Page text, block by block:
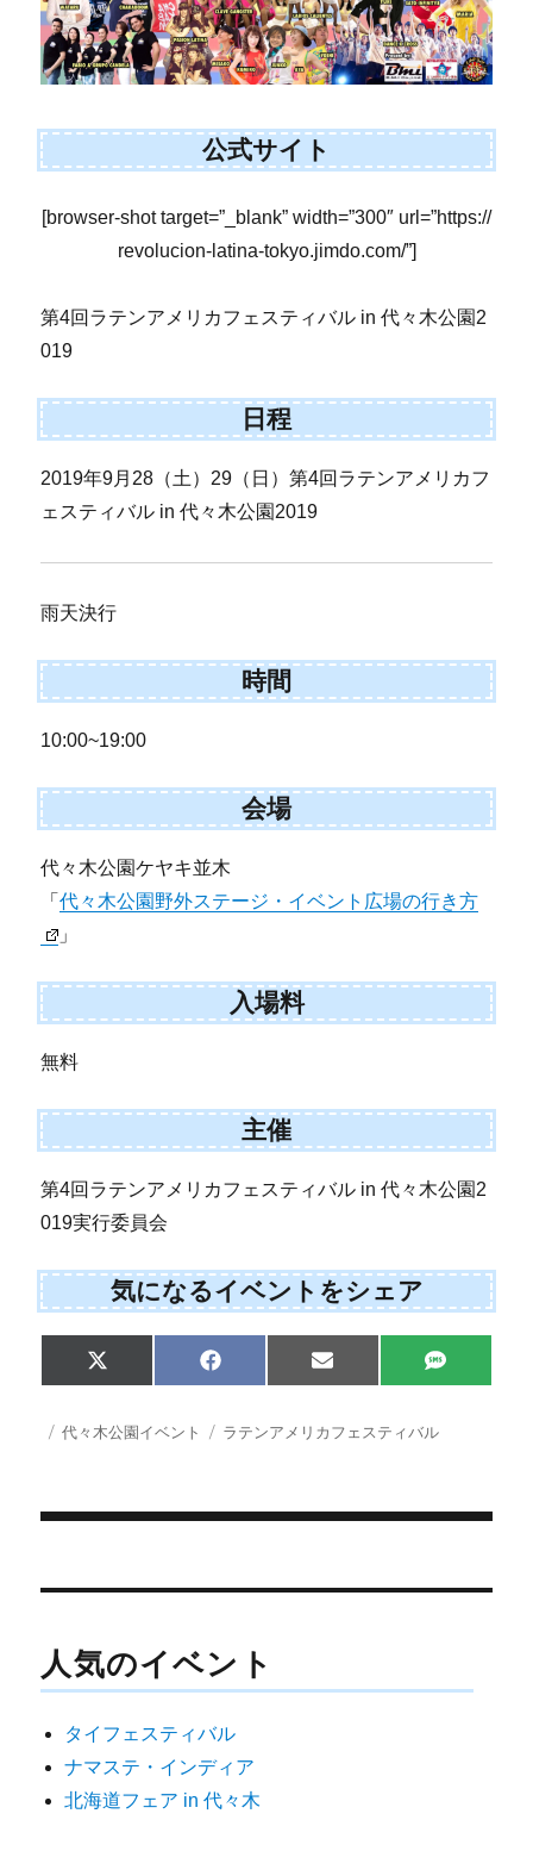
公式サイト
[browser-shot target=”_blank” width=”300″ url=”https://
revolucion-latina-tokyo.jimdo.com/”]
第4回ラテンアメリカフェスティバル in 代々木公園2
019
日程
2019年9月28（土）29（日）第4回ラテンアメリカフ
ェスティバル in 代々木公園2019
雨天決行
時間
10:00~19:00
会場
代々木公園ケヤキ並木
「代々木公園野外ステージ・イベント広場の行き方
」
入場料
無料
主催
第4回ラテンアメリカフェスティバル in 代々木公園2
019実行委員会
気になるイベントをシェア
Share
on
X
(
w
i
r
Share
on
F
a
e
b
Share
on
E
m
i
l
Share
on
S
M
投 カ
代々木公園イベント
タ
ラテンアメリカフェスティバル
稿
ビ
ー
シ
人気のイベント
タイフェスティバル
ナマステ・インディア
北海道フェア in 代々木